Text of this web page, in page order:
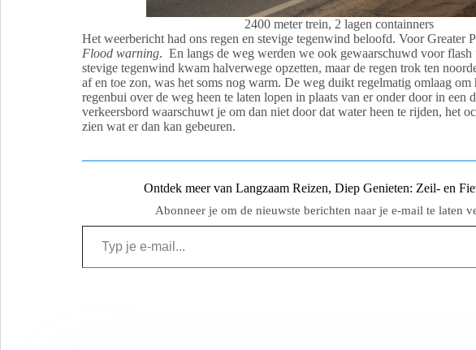
2400 meter trein, 2 lagen containners
Het weerbericht had ons regen en stevige tegenwind beloofd. Voor Greater
Flood warning. En langs de weg werden we ook gewaarschuwd voor
stevige tegenwind kwam halverwege opzetten, maar de regen trok ten
af en toe zon, was het soms nog warm. De weg duikt regelmatig omlaag om
regenbui over de weg heen te laten lopen in plaats van er onder door in een
verkeersbord waarschuwt je om dan niet door dat water heen te rijden, het
zien wat er dan kan gebeuren.
Ontdek meer van Langzaam Reizen, Diep Genieten: Zeil- en
Abonneer je om de nieuwste berichten naar je e-mail te laten